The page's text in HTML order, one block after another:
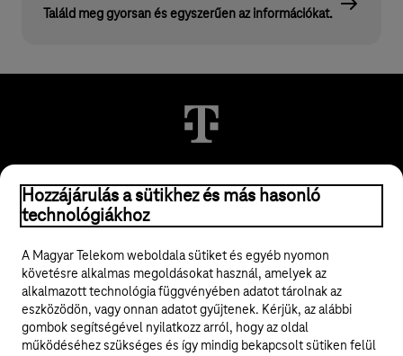
Találd meg gyorsan és egyszerűen az információkat.
© 2026 Magyar Telekom Nyrt.
ÁSZF
Adatvédelem
Hozzájárulás a sütikhez és más hasonló
technológiákhoz
A Magyar Telekom weboldala sütiket és egyéb nyomon
követésre alkalmas megoldásokat használ, amelyek az
alkalmazott technológia függvényében adatot tárolnak az
eszközödön, vagy onnan adatot gyűjtenek. Kérjük, az alábbi
gombok segítségével nyilatkozz arról, hogy az oldal
működéséhez szükséges és így mindig bekapcsolt sütiken felül